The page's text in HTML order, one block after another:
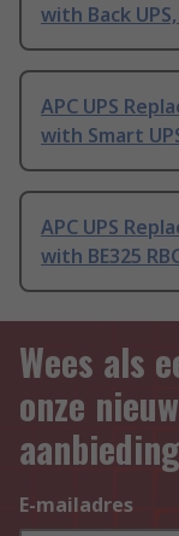
with Back
APC UPS
with Smart
APC UPS
with BE325
Wees als
onze
E-mailadres